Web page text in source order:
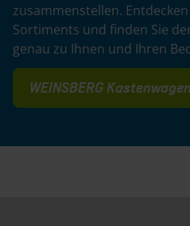
zusammenstellen.
Sortiments und finden Sie
genau zu Ihnen und Ihren
WEINSBERG